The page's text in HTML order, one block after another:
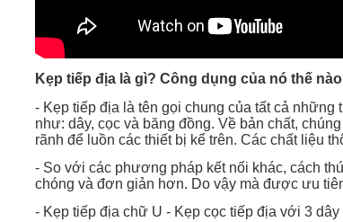
Kẹp tiếp địa là gì? Công dụng của nó thế
- Kẹp tiếp địa là tên gọi chung của tất cả
như: dây, cọc và băng đồng. Về bản chất,
rãnh để luồn các thiết bị kể trên. Các chất liệu
- So với các phương pháp kết nối khác, cách
chóng và đơn giản hơn. Do vậy mà được ưu
- Kẹp tiếp địa chữ U - Kẹp cọc tiếp địa với 3 dây